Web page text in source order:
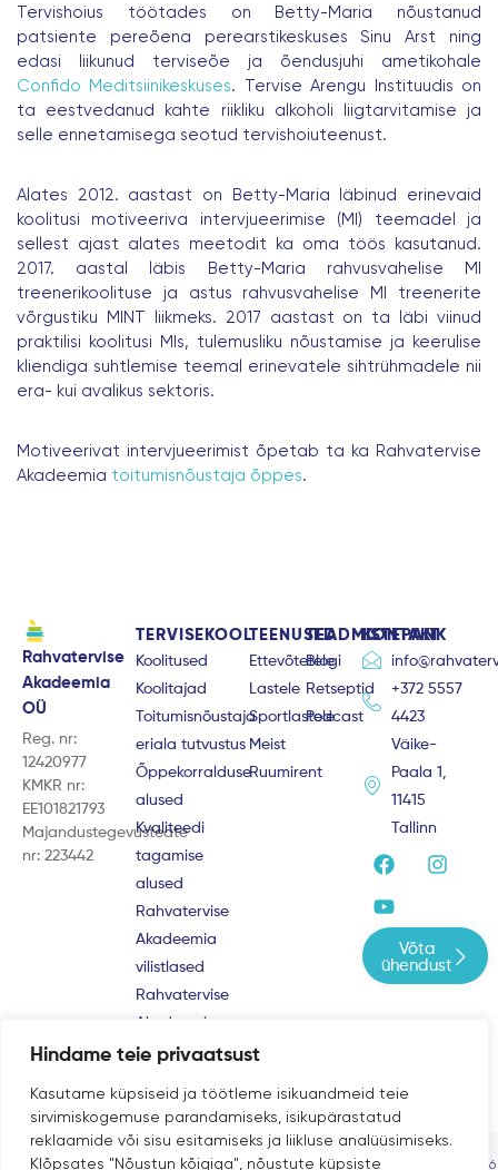
Hindame teie privaatsust
Kasutame küpsiseid ja töötleme isikuandmeid teie
sirvimiskogemuse parandamiseks, isikupärastatud
reklaamide või sisu esitamiseks ja liikluse analüüsimiseks.
Klõpsates "Nõustun kõigiga", nõustute küpsiste
Tervishoius töötades on Betty-Maria nõustanud
patsiente pereõena perearstikeskuses Sinu Arst ning
edasi liikunud terviseõe ja õendusjuhi ametikohale
Confido Meditsiinikeskuses. Tervise Arengu Instituudis on
ta eestvedanud kahte riikliku alkoholi liigtarvitamise ja
selle ennetamisega seotud tervishoiuteenust.
Alates 2012. aastast on Betty-Maria läbinud erinevaid
koolitusi motiveeriva intervjueerimise (MI) teemadel ja
sellest ajast alates meetodit ka oma töös kasutanud.
2017. aastal läbis Betty-Maria rahvusvahelise MI
treenerikoolituse ja astus rahvusvahelise MI treenerite
võrgustiku MINT liikmeks. 2017 aastast on ta läbi viinud
praktilisi koolitusi MIs, tulemusliku nõustamise ja keerulise
kliendiga suhtlemise teemal erinevatele sihtrühmadele nii
era- kui avalikus sektoris.
Motiveerivat intervjueerimist õpetab ta ka Rahvatervise
Akadeemia toitumisnõustaja õppes.
Rahvatervise
Akadeemia
OÜ
Reg. nr:
12420977
KMKR nr:
EE101821793
Majandustegevusteate
nr: 223442
TERVISEKOOL
Koolitused
Koolitajad
Toitumisnõustaja
eriala tutvustus
Õppekorralduse
alused
Kvaliteedi
tagamise
alused
Rahvatervise
Akadeemia
vilistlased
Rahvatervise
Akadeemia
kogukond
TEENUSED
Ettevõtetele
Lastele
Sportlastele
Meist
Ruumirent
TEADMISTEPANK
Blogi
Retseptid
Podcast
KONTAKT
+372 5557
4423
Väike-
Paala 1,
11415
Tallinn
F
a
c
e
b
o
o
I
n
g
r
Y
o
u
t
u
b
e
Võta
ühendust
Privaatsustingimused | © Rahvatervise Akadeemia 2013-2026